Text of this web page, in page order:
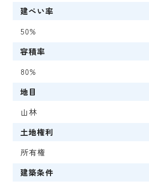
建ぺい率
50%
容積率
80%
地目
山林
土地権利
所有権
建築条件